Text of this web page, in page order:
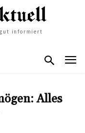
informiert
Alles